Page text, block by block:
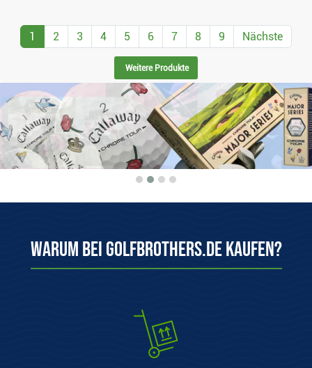
1 2 3 4 5 6 7 8 9 Nächste
Weitere Produkte
Warum bei Golfbrothers.de kaufen?